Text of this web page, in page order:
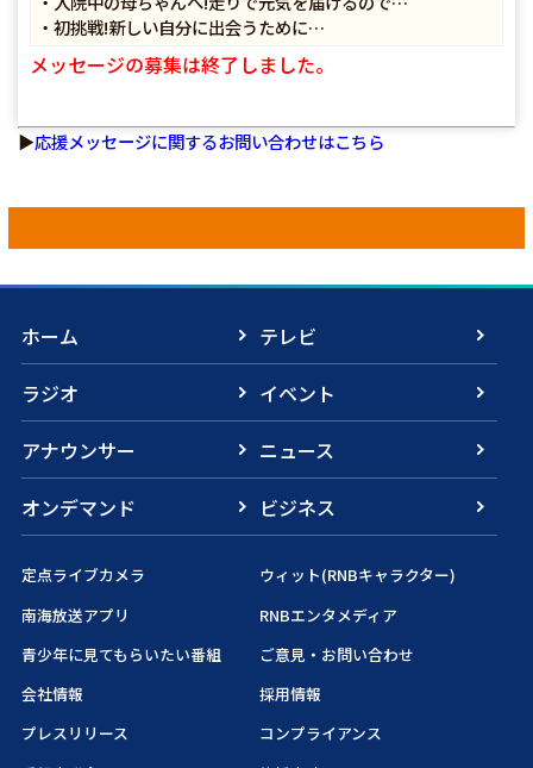
・初挑戦!新しい自分に出会うために…
メッセージの募集は終了しました。
▶応援メッセージに関するお問い合わせはこちら
ホーム
テレビ
ラジオ
イベント
アナウンサー
ニュース
オンデマンド
ビジネス
定点ライブカメラ
ウィット(RNBキャラクター)
南海放送アプリ
RNBエンタメディア
青少年に見てもらいたい番組
ご意見・お問い合わせ
会社情報
採用情報
プレスリリース
コンプライアンス